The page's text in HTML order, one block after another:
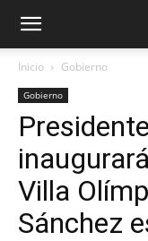
Inicio Gobierno
Gobierno
Villa
Sánchez